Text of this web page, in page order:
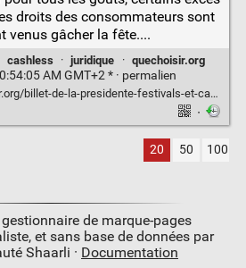
droits des consommateurs sont
venus gâcher la fête....
cashless · juridique · quechoisir.org
AM GMT+2 * · permalien
et-cashless-de-nombreuses-fausses-notes-pour-les-droits-des-consommateurs-n170364/
·
20 50 100
de marque-pages
et sans base de données par
Shaarli · Documentation